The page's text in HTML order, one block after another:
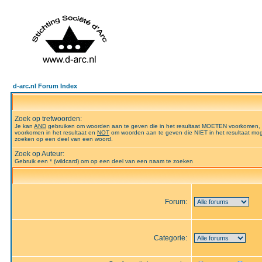
d-arc.nl Forum Index
Zoek op trefwoorden:
Je kan AND gebruiken om woorden aan te geven die in het resultaat MOETEN voorkomen,
voorkomen in het resultaat en NOT om woorden aan te geven die NIET in het resultaat
zoeken op een deel van een woord.
Zoek op Auteur:
Gebruik een * (wildcard) om op een deel van een naam te zoeken
Forum:
Categorie: